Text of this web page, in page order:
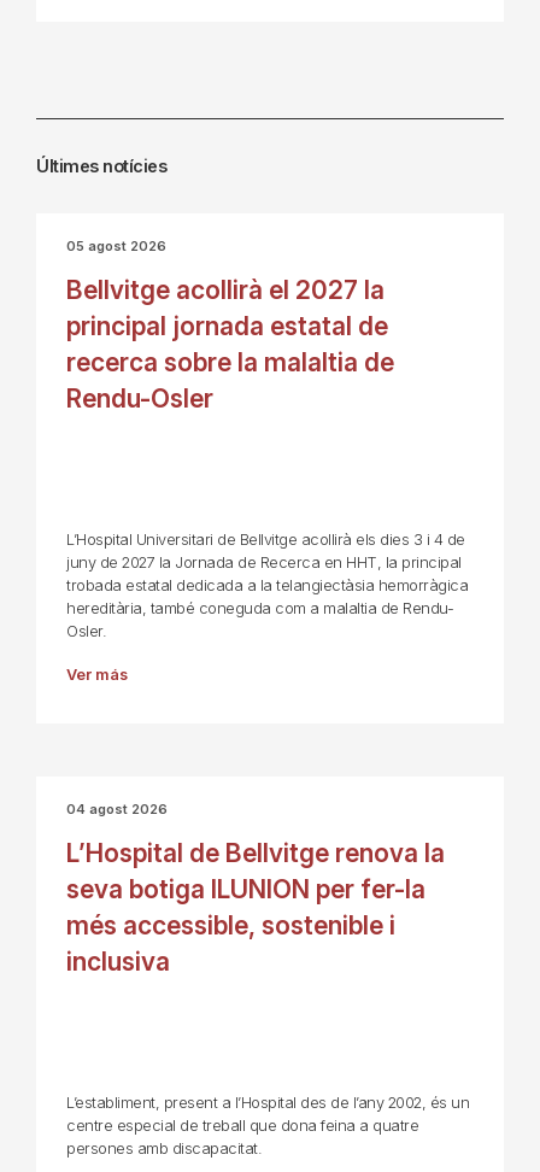
Últimes notícies
05 agost 2026
Bellvitge acollirà el 2027 la
principal jornada estatal de
recerca sobre la malaltia de
Rendu-Osler
L’Hospital Universitari de Bellvitge acollirà els dies 3 i 4 de
juny de 2027 la Jornada de Recerca en HHT, la principal
trobada estatal dedicada a la telangiectàsia hemorràgica
hereditària, també coneguda com a malaltia de Rendu-
Osler.
Ver más
04 agost 2026
L’Hospital de Bellvitge renova la
seva botiga ILUNION per fer-la
més accessible, sostenible i
inclusiva
L’establiment, present a l’Hospital des de l’any 2002, és un
centre especial de treball que dona feina a quatre
persones amb discapacitat.